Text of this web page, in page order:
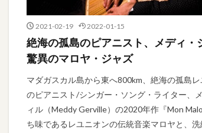
2021-02-19 2022-01-15
絶海の孤島のピアニスト、メディ・
驚異のマロヤ・ジャズ
マダガスカル島から東へ800km、絶海の孤島
のピアニスト/シンガー・ソング・ライター、
ィル（Meddy Gerville）の2020年作『Mon
ち味であるレユニオンの伝統音楽マロヤと、